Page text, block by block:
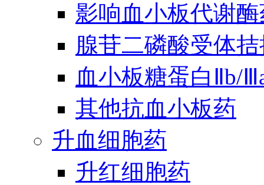
影响血小板代谢
腺苷二磷酸受体
血小板糖蛋白Ⅱb/
其他抗血小板药
升血细胞药
升红细胞药